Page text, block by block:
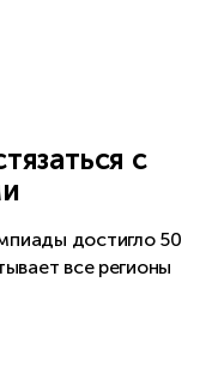
с
достигло 50
все регионы